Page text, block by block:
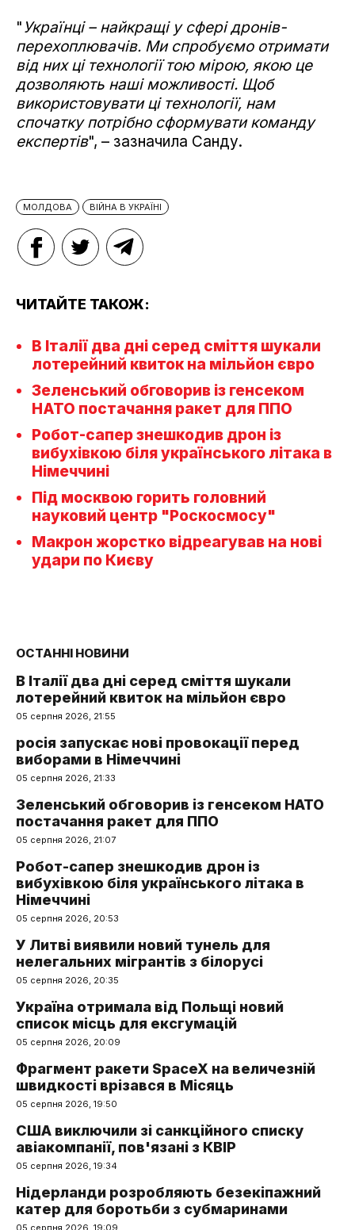
"Українці – найкращі у сфері дронів-
перехоплювачів. Ми спробуємо отримати
від них ці технології тою мірою, якою це
дозволяють наші можливості. Щоб
використовувати ці технології, нам
спочатку потрібно сформувати команду
експертів", – зазначила Санду.
МОЛДОВА ВІЙНА В УКРАЇНІ
ЧИТАЙТЕ ТАКОЖ:
В Італії два дні серед сміття шукали
лотерейний квиток на мільйон євро
Зеленський обговорив із генсеком
НАТО постачання ракет для ППО
Робот-сапер знешкодив дрон із
вибухівкою біля українського літака в
Німеччині
Під москвою горить головний
науковий центр "Роскосмосу"
Макрон жорстко відреагував на нові
удари по Києву
ОСТАННІ НОВИНИ
В Італії два дні серед сміття шукали
лотерейний квиток на мільйон євро
05 серпня 2026, 21:55
росія запускає нові провокації перед
виборами в Німеччині
05 серпня 2026, 21:33
Зеленський обговорив із генсеком НАТО
постачання ракет для ППО
05 серпня 2026, 21:07
Робот-сапер знешкодив дрон із
вибухівкою біля українського літака в
Німеччині
05 серпня 2026, 20:53
У Литві виявили новий тунель для
нелегальних мігрантів з білорусі
05 серпня 2026, 20:35
Україна отримала від Польщі новий
список місць для ексгумацій
05 серпня 2026, 20:09
Фрагмент ракети SpaceX на величезній
швидкості врізався в Місяць
05 серпня 2026, 19:50
США виключили зі санкційного списку
авіакомпанії, пов'язані з КВІР
05 серпня 2026, 19:34
Нідерланди розробляють безекіпажний
катер для боротьби з субмаринами